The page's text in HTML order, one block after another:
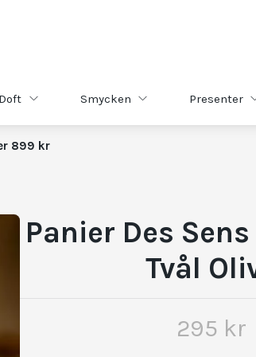
Smycken Presenter
899 kr
Panier Des
Tvål
295 kr